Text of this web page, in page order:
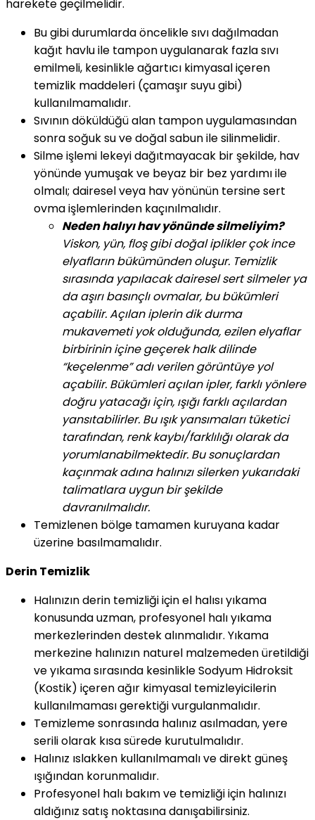
harekete geçilmelidir.
Bu gibi durumlarda öncelikle sıvı dağılmadan
kağıt havlu ile tampon uygulanarak fazla sıvı
emilmeli, kesinlikle ağartıcı kimyasal içeren
temizlik maddeleri (çamaşır suyu gibi)
kullanılmamalıdır.
Sıvının döküldüğü alan tampon uygulamasından
sonra soğuk su ve doğal sabun ile silinmelidir.
Silme işlemi lekeyi dağıtmayacak bir şekilde, hav
yönünde yumuşak ve beyaz bir bez yardımı ile
olmalı; dairesel veya hav yönünün tersine sert
ovma işlemlerinden kaçınılmalıdır.
Neden halıyı hav yönünde silmeliyim?
Viskon, yün, floş gibi doğal iplikler çok ince
elyafların bükümünden oluşur. Temizlik
sırasında yapılacak dairesel sert silmeler ya
da aşırı basınçlı ovmalar, bu bükümleri
açabilir. Açılan iplerin dik durma
mukavemeti yok olduğunda, ezilen elyaflar
birbirinin içine geçerek halk dilinde
“keçelenme” adı verilen görüntüye yol
açabilir. Bükümleri açılan ipler, farklı yönlere
doğru yatacağı için, ışığı farklı açılardan
yansıtabilirler. Bu ışık yansımaları tüketici
tarafından, renk kaybı/farklılığı olarak da
yorumlanabilmektedir. Bu sonuçlardan
kaçınmak adına halınızı silerken yukarıdaki
talimatlara uygun bir şekilde
davranılmalıdır.
Temizlenen bölge tamamen kuruyana kadar
üzerine basılmamalıdır.
Derin Temizlik
Halınızın derin temizliği için el halısı yıkama
konusunda uzman, profesyonel halı yıkama
merkezlerinden destek alınmalıdır. Yıkama
merkezine halınızın naturel malzemeden üretildiği
ve yıkama sırasında kesinlikle Sodyum Hidroksit
(Kostik) içeren ağır kimyasal temizleyicilerin
kullanılmaması gerektiği vurgulanmalıdır.
Temizleme sonrasında halınız asılmadan, yere
serili olarak kısa sürede kurutulmalıdır.
Halınız ıslakken kullanılmamalı ve direkt güneş
ışığından korunmalıdır.
Profesyonel halı bakım ve temizliği için halınızı
aldığınız satış noktasına danışabilirsiniz.